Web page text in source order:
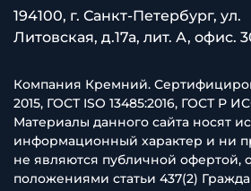
194100, г. Санкт-Петербург, ул.
Литовская, д.17а, лит. А, офис.
Компания Кремний.
2015, ГОСТ ISO 13485:2016, ГОСТ Р
Материалы данного сайта носят
информационный характер и ни
не являются публичной офертой,
положениями статьи 437(2)